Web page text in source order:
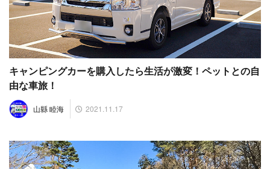
キャンピングカーを購入したら生活が激変！ペットとの自
由な車旅！
山縣 睦海 2021.11.17